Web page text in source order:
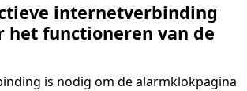
internetverbinding
het functioneren van de
is nodig om de alarmklokpagina